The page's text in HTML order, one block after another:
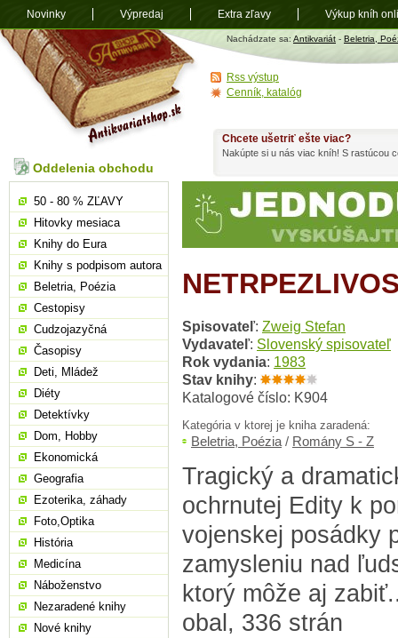
Antikvariát
shop.sk
Nachádzate sa: Antikvariát - Beletria,
Spisovateľ: Zweig Stefan
Vydavateľ: Slovenský spisovateľ
Rok vydania: 1983
Stav knihy:
Katalogové číslo: K904
Kategória v ktorej je kniha zaradená:
Beletria, Poézia / Romány S - Z
Tragický a
ochrnutej Edity k
vojenskej posádky
zamysleniu nad
ktorý môže aj
obal, 336 strán
Chcete ušetriť ešte viac?
Nakúpte si u nás viac kníh! S rastúcou
Oddelenia obchodu
50 - 80 % ZĽAVY
Hitovky mesiaca
Knihy do Eura
Knihy s podpisom autora
Beletria, Poézia
Cestopisy
Cudzojazyčná
Časopisy
Deti, Mládež
Diéty
Detektívky
Dom, Hobby
Ekonomická
Geografia
Ezoterika, záhady
Foto,Optika
História
Medicína
Náboženstvo
Nezaradené knihy
Nové knihy
Rss výstup
Cenník, katalóg
Novinky Výpredaj Extra zľavy Výkup kníh